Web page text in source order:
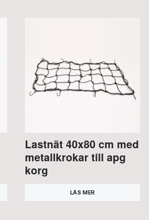
Lastnät 40x80 cm med
metallkrokar till apg
korg
LÄS MER